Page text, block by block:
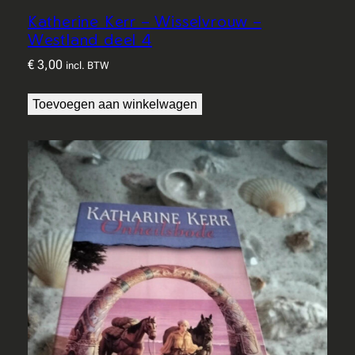
Katherine Kerr – Wisselvrouw –
Westland deel 4
€3,00 incl. BTW
Toevoegen aan winkelwagen